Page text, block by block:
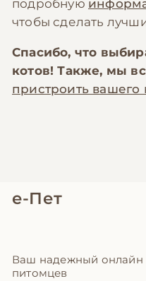
подробную
чтобы сделать
Спасибо, что
котов! Также, мы
пристроить вашего
е-Пет
Ваш надежный
питомцев